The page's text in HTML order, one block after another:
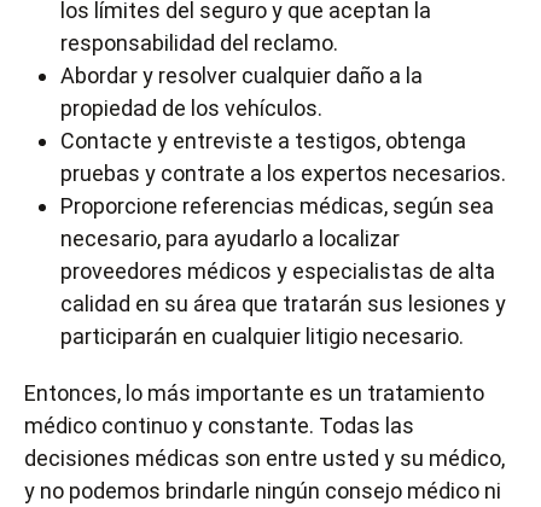
los límites del seguro y que aceptan la
responsabilidad del reclamo.
Abordar y resolver cualquier daño a la
propiedad de los vehículos.
Contacte y entreviste a testigos, obtenga
pruebas y contrate a los expertos necesarios.
Proporcione referencias médicas, según sea
necesario, para ayudarlo a localizar
proveedores médicos y especialistas de alta
calidad en su área que tratarán sus lesiones y
participarán en cualquier litigio necesario.
Entonces, lo más importante es un tratamiento
médico continuo y constante. Todas las
decisiones médicas son entre usted y su médico,
y no podemos brindarle ningún consejo médico ni